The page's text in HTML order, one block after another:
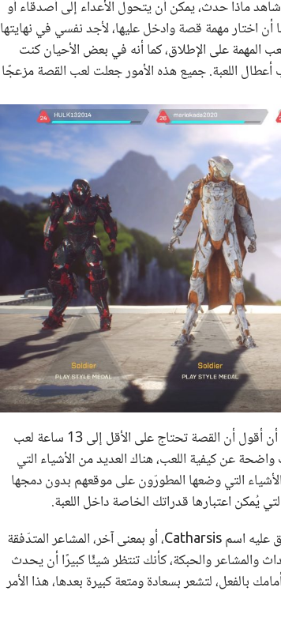
ماذا حدث، يمكن أن يتحول الأعداء إلى أصدقاء أو
اختار مهمة قصة وادخل عليها، لأجد نفسي في نهايتها
المهمة على الإطلاق، كما أنه في بعض الأحيان كنت
اللعبة. جميع هذه الأمور جعلت لعب القصة مزعجًا
النقطة المزعجة الثالثة هي محتوى القصة نفسه، يمكنني أن أقول أن القصة تحتاج على الأقل إلى 13 ساعة لعب
عن كيفية اللعب، هناك العديد من الأشياء التي
التي وضعها المطورّون على موقعهم بدون دمجها
هناك شعور تعبيري ناتج من سرد القصص أو الأفلام يُطلق عليه اسم Catharsis، أو بمعنى آخر، المشاعر المتدّفقة
والمشاعر والحبكة، كأنك تنتظر شيئًا كبيرًا أن يحدث
بالفعل، لتشعر بسعادة ومتعة كبيرة بعدها، هذا الأمر